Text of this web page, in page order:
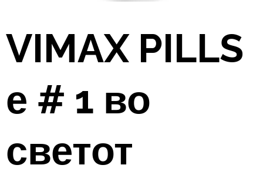
VIMAX PILLS
е # 1 во
светот